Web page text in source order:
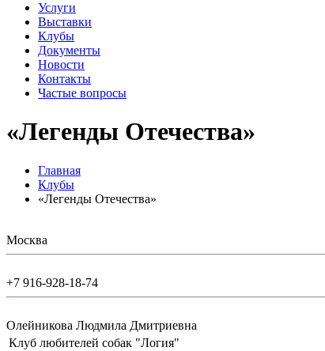
Услуги
Выставки
Клубы
Документы
Новости
Контакты
Частые вопросы
«Легенды Отечества»
Главная
Клубы
«Легенды Отечества»
Москва
+7 916-928-18-74
Олейникова Людмила Дмитриевна
Клуб любителей собак "Логия"